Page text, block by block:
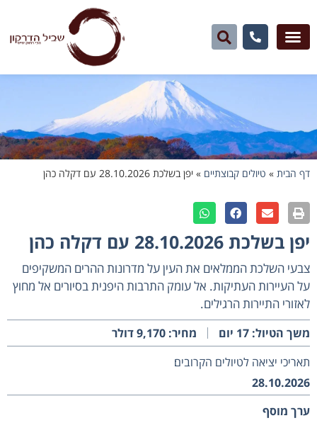
דף הבית » טיולים קבוצתיים » יפן בשלכת 28.10.2026 עם דקלה כהן
יפן בשלכת 28.10.2026 עם דקלה כהן
צבעי השלכת הממלאים את העין על מדרונות ההרים המשקיפים
על העיירות העתיקות. אל עומק התרבות היפנית בסיורים אל מחוץ
לאזורי התיירות הרגילים.
משך הטיול: 17 יום
מחיר: 9,170 דולר
תאריכי יציאה לטיולים הקרובים׃
28.10.2026
ערך מוסף